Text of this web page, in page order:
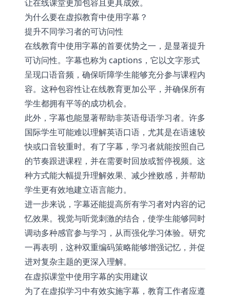
让在线课堂更加包容且更具成效。
为什么要在虚拟教育中使用字幕？
提升不同学习者的可访问性
在线教育中使用字幕的首要优势之一，是显著提升
可访问性。字幕也称为 captions，它以文字形式
呈现口语音频，确保听障学生能够充分参与课程内
容。这种包容性让在线教育更加公平，并确保所有
学生都拥有平等的成功机会。
此外，字幕也能显著帮助非英语母语学习者。许多
国际学生可能难以理解英语口语，尤其是在语速较
快或口音较重时。有了字幕，学习者就能按照自己
的节奏跟进课程，并在需要时回放或暂停视频。这
种方式能大幅提升理解效果、减少挫败感，并帮助
学生更有效地建立语言能力。
进一步来说，字幕还能提高所有学习者对内容的记
忆效果。视觉与听觉刺激的结合，使学生能够同时
调动多种感官参与学习，从而强化学习体验。研究
一再表明，这种双重编码策略能够增强记忆，并促
进对复杂主题的更深入理解。
在虚拟课堂中使用字幕的实用建议
为了在虚拟学习中有效实施字幕，教育工作者应遵